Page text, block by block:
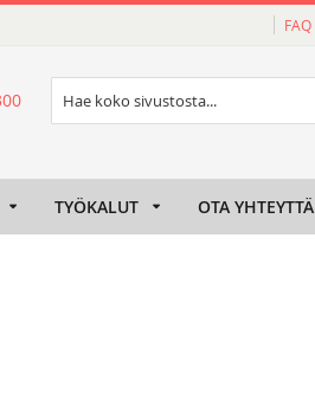
FAQ
Haku
TYÖKALUT OTA YHTEYTTÄ